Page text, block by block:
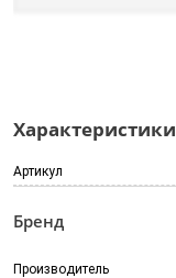
Характеристики
Артикул
Бренд
Производитель